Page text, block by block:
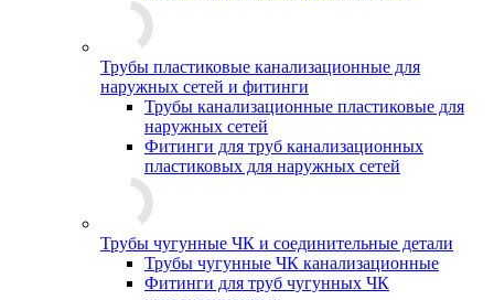
Трубы пластиковые канализационные для
наружных сетей и фитинги
Трубы канализационные пластиковые для
наружных сетей
Фитинги для труб канализационных
пластиковых для наружных сетей
Трубы чугунные ЧК и соединительные детали
Трубы чугунные ЧК канализационные
Фитинги для труб чугунных ЧК